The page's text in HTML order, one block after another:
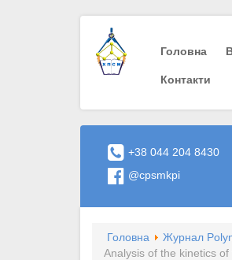
Головна
Контакти
+38 044 204 8430
@cpsmkpi
Головна Журнал
Analysis of the kinetics